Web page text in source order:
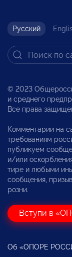
Русский
© 2023
и среднего
Все права
Комментарии на
требованиям
публикуем
и/или
тире и любыми
сообщения,
розни.
Вступи в
Об «ОПОРЕ